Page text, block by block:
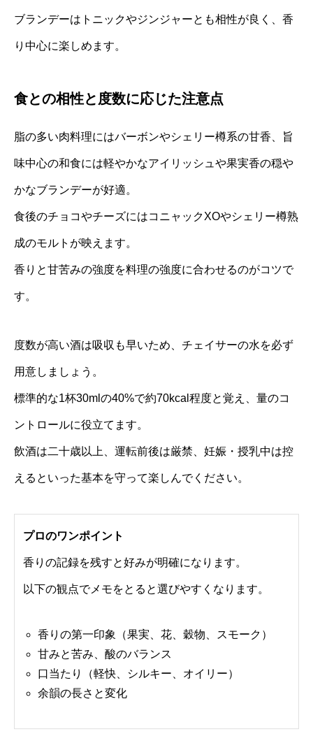
ブランデーはトニックやジンジャーとも相性が良く、香
り中心に楽しめます。
食との相性と度数に応じた注意点
脂の多い肉料理にはバーボンやシェリー樽系の甘香、旨
味中心の和食には軽やかなアイリッシュや果実香の穏や
かなブランデーが好適。
食後のチョコやチーズにはコニャックXOやシェリー樽熟
成のモルトが映えます。
香りと甘苦みの強度を料理の強度に合わせるのがコツで
す。
度数が高い酒は吸収も早いため、チェイサーの水を必ず
用意しましょう。
標準的な1杯30mlの40%で約70kcal程度と覚え、量のコ
ントロールに役立てます。
飲酒は二十歳以上、運転前後は厳禁、妊娠・授乳中は控
えるといった基本を守って楽しんでください。
プロのワンポイント
香りの記録を残すと好みが明確になります。
以下の観点でメモをとると選びやすくなります。
香りの第一印象（果実、花、穀物、スモーク）
甘みと苦み、酸のバランス
口当たり（軽快、シルキー、オイリー）
余韻の長さと変化